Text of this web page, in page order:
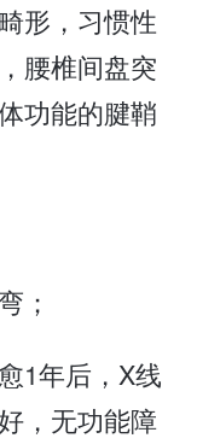
形，习惯性
腰椎间盘突
功能的腱鞘
；
1年后，X线
，无功能障